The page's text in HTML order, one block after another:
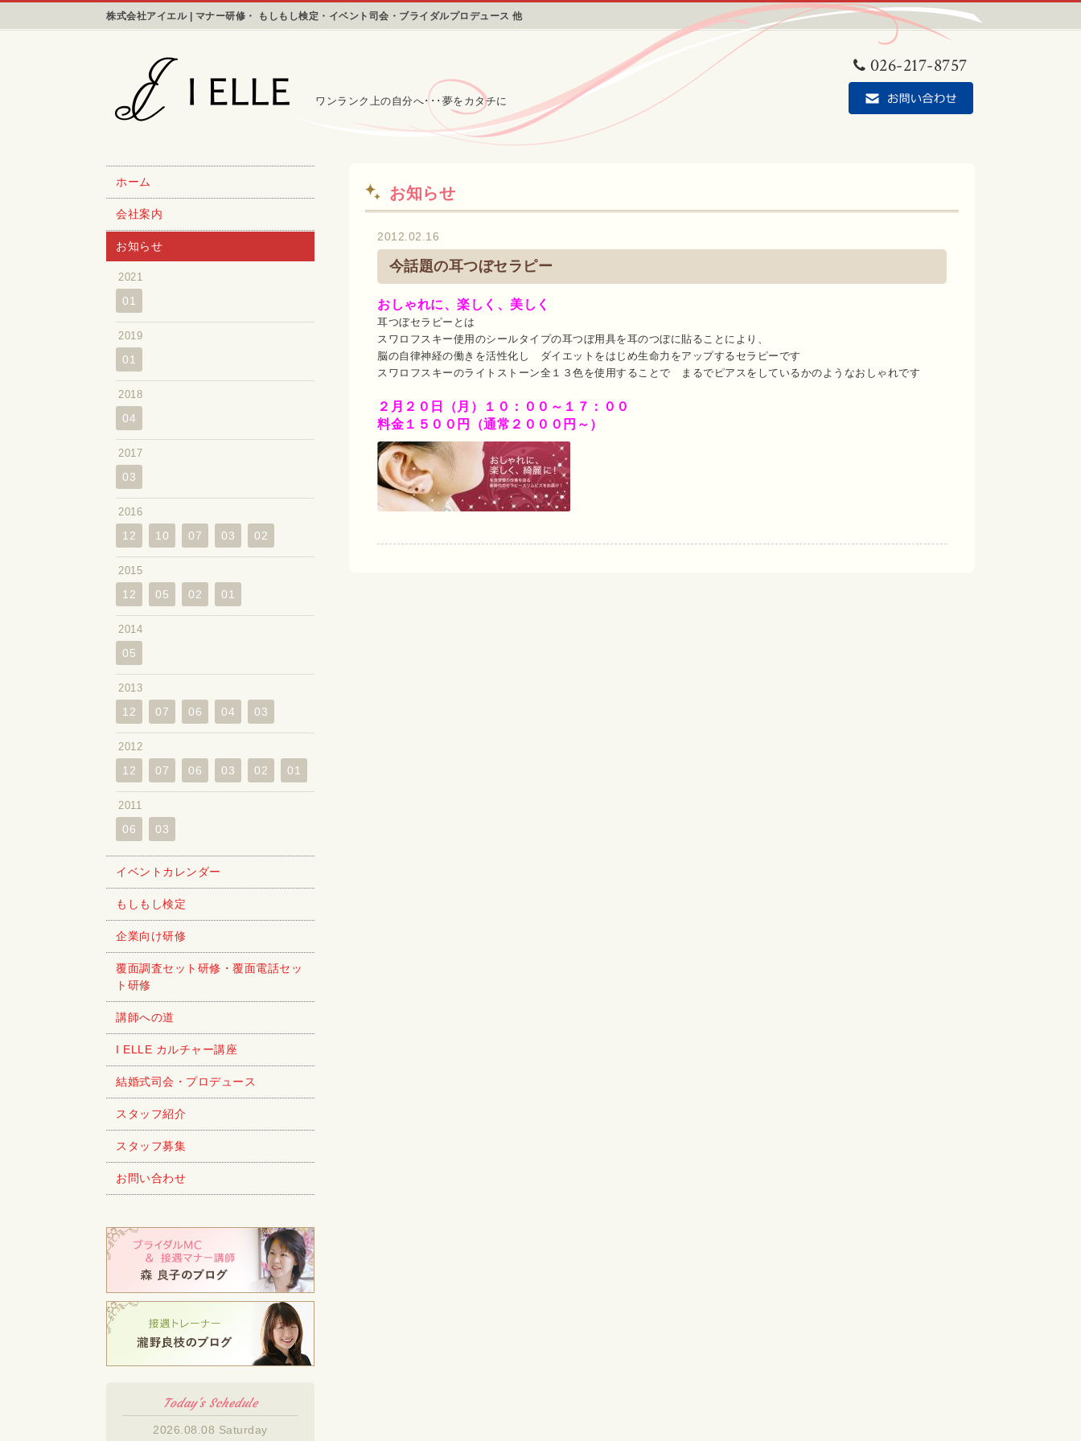
株式会社アイエル | マナー研修・ もしもし検定・イベント司会・ブライダルプロデュース 他
ワンランク上の自分へ･･･夢をカタチに
026-217-8757
お知らせ
2012.02.16
今話題の耳つぼセラピー
おしゃれに、楽しく、美しく
耳つぼセラピーとは
スワロフスキー使用のシールタイプの耳つぼ用具を耳のつぼに貼ることにより、
脳の自律神経の働きを活性化し ダイエットをはじめ生命力をアップするセラピーです
スワロフスキーのライトストーン全１３色を使用することで まるでピアスをしているかのようなおしゃれです
２月２０日（月）１０：００～１７：００
料金１５００円（通常２０００円～）
ホーム
会社案内
お知らせ
2021
01
2019
01
2018
04
2017
03
2016
12 10 07 03 02
2015
12 05 02 01
2014
05
2013
12 07 06 04 03
2012
12 07 06 03 02 01
2011
06 03
イベントカレンダー
もしもし検定
企業向け研修
覆面調査セット研修・覆面電話セッ
ト研修
講師への道
I ELLE カルチャー講座
結婚式司会・プロデュース
スタッフ紹介
スタッフ募集
お問い合わせ
Today's Schedule
2026.08.08 Saturday